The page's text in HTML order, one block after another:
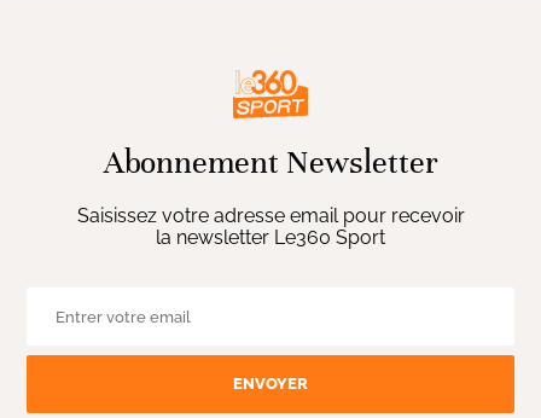
Abonnement Newsletter
Saisissez votre adresse email pour recevoir
la newsletter Le360 Sport
ENVOYER